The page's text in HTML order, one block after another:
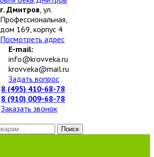
г. Дмитров, ул.
Профессиональная,
дом 169, корпус 4
Посмотреть адрес
E-mail:
info@krovveka.ru
krovveka@mail.ru
Задать вопрос
8 (495) 410-68-78
8 (910) 009-68-78
Заказать звонок
Поиск